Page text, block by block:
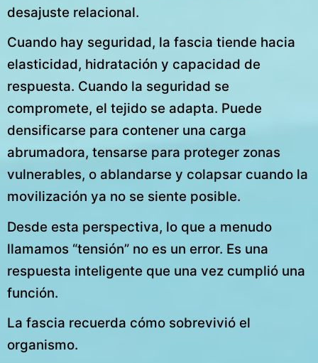
desajuste relacional.
Cuando hay seguridad, la fascia tiende hacia
elasticidad, hidratación y capacidad de
respuesta. Cuando la seguridad se
compromete, el tejido se adapta. Puede
densificarse para contener una carga
abrumadora, tensarse para proteger zonas
vulnerables, o ablandarse y colapsar cuando la
movilización ya no se siente posible.
Desde esta perspectiva, lo que a menudo
llamamos “tensión” no es un error. Es una
respuesta inteligente que una vez cumplió una
función.
La fascia recuerda cómo sobrevivió el
organismo.